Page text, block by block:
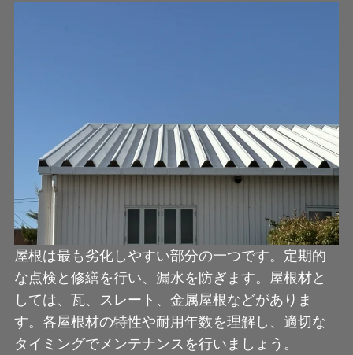
屋根は最も劣化しやすい部分の一つです。定期的
な点検と修繕を行い、漏水を防ぎます。屋根材と
しては、瓦、スレート、金属屋根などがありま
す。各屋根材の特性や耐用年数を理解し、適切な
タイミングでメンテナンスを行いましょう。